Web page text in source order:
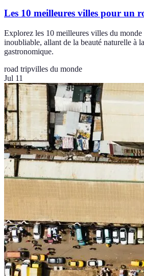
Les 10 meilleures villes pour un
Explorez les 10 meilleures villes du
inoubliable, allant de la beauté naturelle à
gastronomique.
road tripvilles du monde
Jul 11